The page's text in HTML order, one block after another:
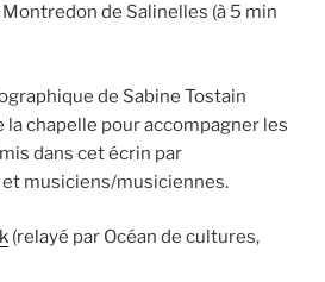
de Salinelles (à 5 min
de Sabine Tostain
chapelle pour accompagner les
dans cet écrin par
musiciens/musiciennes.
(relayé par Océan de cultures,